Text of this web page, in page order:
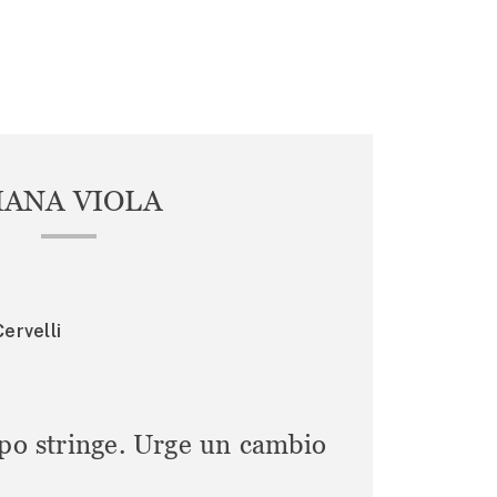
VIOLA
stringe. Urge un cambio